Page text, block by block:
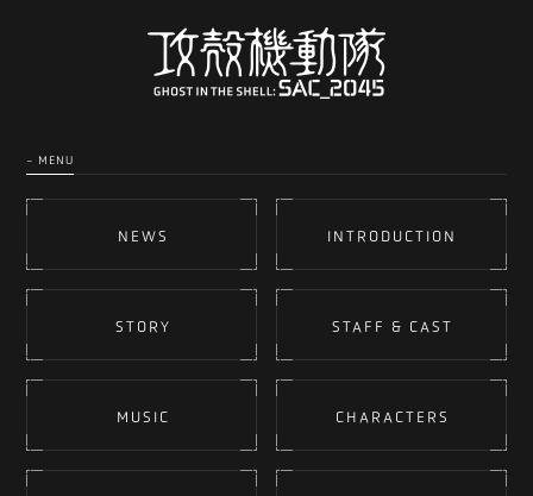
- MENU
NEWS INTRODUCTION
STORY STAFF & CAST
MUSIC CHARACTERS